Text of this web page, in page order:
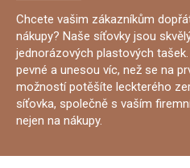
Chcete vašim zákazníkům
nákupy? Naše síťovky jsou
jednorázových plastových
pevné a unesou víc, než se na
možností potěšíte leckterého
síťovka, společně s vaším
nejen na nákupy.